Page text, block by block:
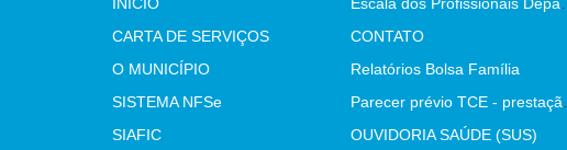
CARTA DE SERVIÇOS
CONTATO
O MUNICÍPIO
Relatórios Bolsa Família
SISTEMA NFSe
SIAFIC
OUVIDORIA SAÚDE (SUS)